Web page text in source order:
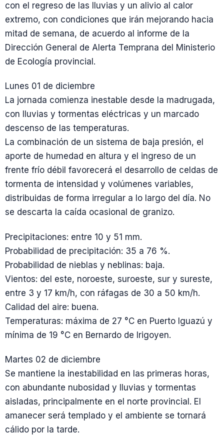
con el regreso de las lluvias y un alivio al calor
extremo, con condiciones que irán mejorando hacia
mitad de semana, de acuerdo al informe de la
Dirección General de Alerta Temprana del Ministerio
de Ecología provincial.
Lunes 01 de diciembre
La jornada comienza inestable desde la madrugada,
con lluvias y tormentas eléctricas y un marcado
descenso de las temperaturas.
La combinación de un sistema de baja presión, el
aporte de humedad en altura y el ingreso de un
frente frío débil favorecerá el desarrollo de celdas de
tormenta de intensidad y volúmenes variables,
distribuidas de forma irregular a lo largo del día. No
se descarta la caída ocasional de granizo.
Precipitaciones: entre 10 y 51 mm.
Probabilidad de precipitación: 35 a 76 %.
Probabilidad de nieblas y neblinas: baja.
Vientos: del este, noroeste, suroeste, sur y sureste,
entre 3 y 17 km/h, con ráfagas de 30 a 50 km/h.
Calidad del aire: buena.
Temperaturas: máxima de 27 °C en Puerto Iguazú y
mínima de 19 °C en Bernardo de Irigoyen.
Martes 02 de diciembre
Se mantiene la inestabilidad en las primeras horas,
con abundante nubosidad y lluvias y tormentas
aisladas, principalmente en el norte provincial. El
amanecer será templado y el ambiente se tornará
cálido por la tarde.